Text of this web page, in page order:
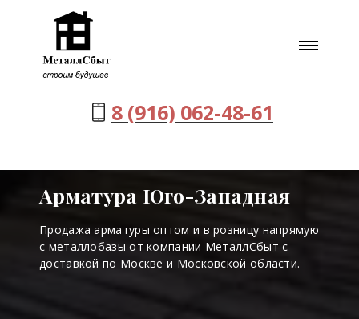
8 (916) 062-48-61
Арматура Юго-Западная
Продажа арматуры оптом и в розницу напрямую
с металлобазы от компании МеталлСбыт с
доставкой по Москве и Московской области.